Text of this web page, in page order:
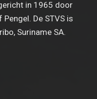
in 1965 door
De STVS is
Suriname SA.